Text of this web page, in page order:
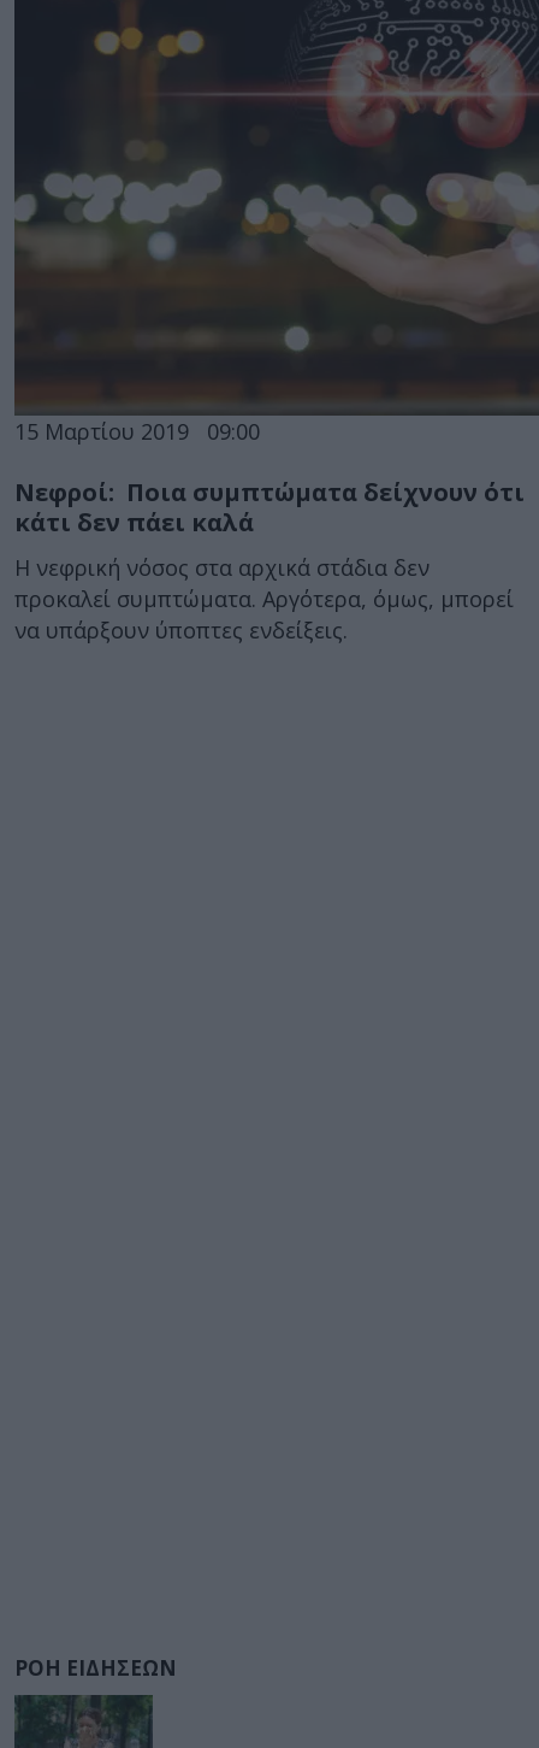
15 Μαρτίου 2019 09:00
Νεφροί: Ποια συμπτώματα δείχνουν ότι
κάτι δεν πάει καλά
Η νεφρική νόσος στα αρχικά στάδια δεν
προκαλεί συμπτώματα. Αργότερα, όμως, μπορεί
να υπάρξουν ύποπτες ενδείξεις.
ΡΟΗ ΕΙΔΗΣΕΩΝ